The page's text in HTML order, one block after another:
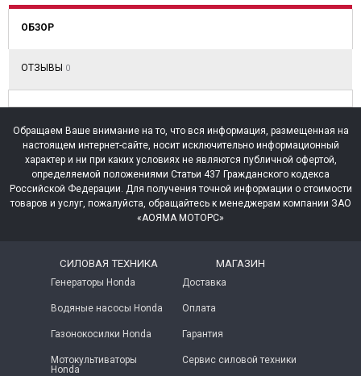
ОБЗОР
ОТЗЫВЫ 0
Обращаем Ваше внимание на то, что вся информация, размещенная на
настоящем интернет-сайте, носит исключительно информационный
характер и ни при каких условиях не являются публичной офертой,
определяемой положениями Статьи 437 Гражданского кодекса
Российской Федерации. Для получения точной информации о стоимости
товаров и услуг, пожалуйста, обращайтесь к менеджерам компании ЗАО
«АОЯМА МОТОРС»
СИЛОВАЯ ТЕХНИКА
Генераторы Honda
Водяные насосы Honda
Газонокосилки Honda
Мотокультиваторы
Honda
МАГАЗИН
Доставка
Оплата
Гарантия
Сервис силовой техники